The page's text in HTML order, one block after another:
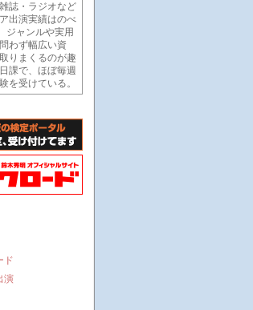
誌・ラジオなど
出演実績はのべ
ジャンルや実用
わず幅広い資
りまくるのが趣
課で、ほぼ毎週
を受けている。
ド
演